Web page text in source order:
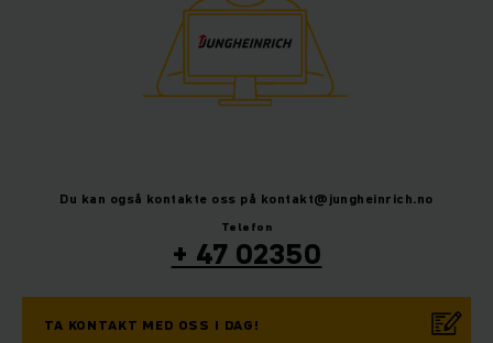
Du kan også kontakte oss på kontakt@jungheinrich.no
Telefon
+ 47 02350
TA KONTAKT MED OSS I DAG!